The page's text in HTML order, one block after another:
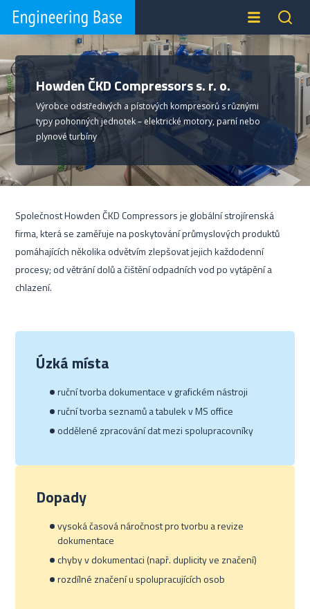
Howden ČKD Compressors s. r. o.
Výrobce odstředivých a pístových kompresorů s různými
typy pohonných jednotek – elektrické motory, parní nebo
plynové turbíny
Společnost Howden ČKD Compressors je globální strojírenská
firma, která se zaměřuje na poskytování průmyslových produktů
pomáhajících několika odvětvím zlepšovat jejich každodenní
procesy; od větrání dolů a čištění odpadních vod po vytápění a
chlazení.
Úzká místa
ruční tvorba dokumentace v grafickém nástroji
ruční tvorba seznamů a tabulek v MS office
oddělené zpracování dat mezi spolupracovníky
Dopady
vysoká časová náročnost pro tvorbu a revize
dokumentace
chyby v dokumentaci (např. duplicity ve značení)
rozdílné značení u spolupracujících osob